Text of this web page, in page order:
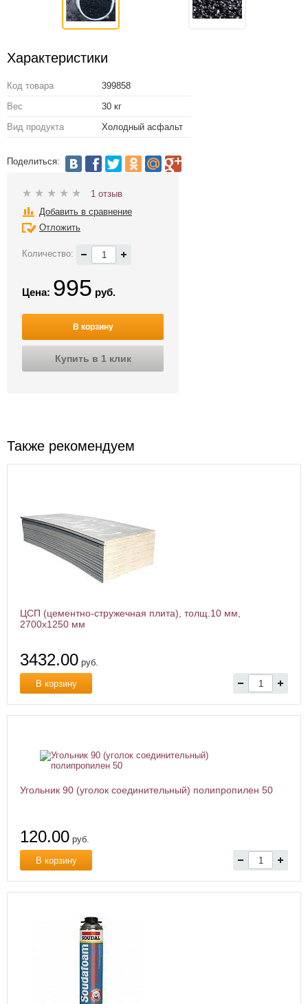
Характеристики
Код товара
399858
Вес
30 кг
Вид продукта
Холодный асфальт
Поделиться:
1 отзыв
Добавить в сравнение
Отложить
Количество:
Цена: 995 руб.
В корзину
Купить в 1 клик
Также рекомендуем
ЦСП (цементно-стружечная плита), толщ.10 мм,
2700х1250 мм
3432.00 руб.
В корзину
Угольник 90 (уголок соединительный) полипропилен 50
120.00 руб.
В корзину